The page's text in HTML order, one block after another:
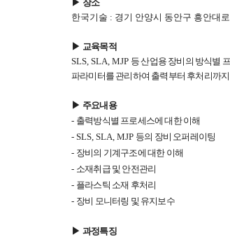
▶ 장소
한국기술 : 경기 안양시 동안구 흥안대
▶ 교육목적
SLS, SLA, MJP 등 산업용 장비의 방식별
파라미터를 관리하여 출력부터 후처리까
▶ 주요내용
- 출력방식별 프로세스에 대한 이해
- SLS, SLA, MJP 등의 장비 오퍼레이팅
- 장비의 기계구조에 대한 이해
- 소재취급 및 안전관리
- 플라스틱 소재 후처리
- 장비 모니터링 및 유지보수
▶ 과정특징